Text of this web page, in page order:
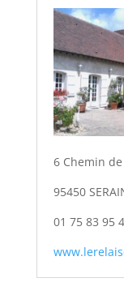
6 Chemin
95450
01 75 83 95